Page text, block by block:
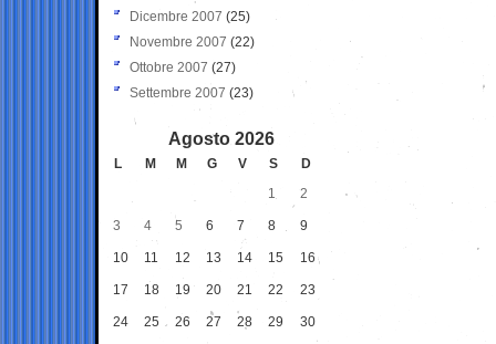
Dicembre 2007 (25)
Novembre 2007 (22)
Ottobre 2007 (27)
Settembre 2007 (23)
Agosto 2026
L M M G V S
D
1
2
3 4 5 6 7 8 9
10 11 12 13 14 15 16
17 18 19 20 21 22 23
24 25 26 27 28 29 30